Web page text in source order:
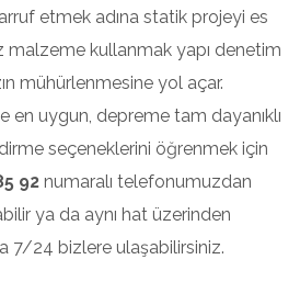
etmek adına statik projeyi es
kullanmak yapı denetim
mühürlenmesine yol açar.
en uygun, depreme tam dayanıklı
seçeneklerini öğrenmek için
92 numaralı telefonumuzdan
ya da aynı hat üzerinden
7/24 bizlere ulaşabilirsiniz.